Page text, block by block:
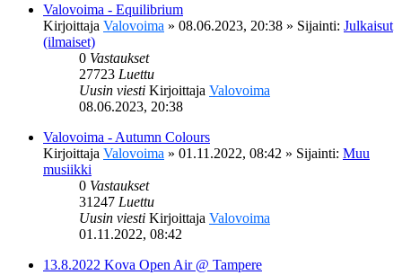
Valovoima - Equilibrium
Kirjoittaja Valovoima » 08.06.2023, 20:38 » Sijainti: Julkaisut
(ilmaiset)
0 Vastaukset
27723 Luettu
Uusin viesti Kirjoittaja Valovoima
08.06.2023, 20:38
Valovoima - Autumn Colours
Kirjoittaja Valovoima » 01.11.2022, 08:42 » Sijainti: Muu
musiikki
0 Vastaukset
31247 Luettu
Uusin viesti Kirjoittaja Valovoima
01.11.2022, 08:42
13.8.2022 Kova Open Air @ Tampere